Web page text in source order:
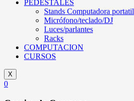
PEDESTALES
Stands Computadora portatil
Micrófono/teclado/DJ
Luces/parlantes
Racks
COMPUTACION
CURSOS
X
0